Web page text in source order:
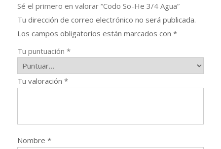
Sé el primero en valorar “Codo So-He 3/4 Agua”
Tu dirección de correo electrónico no será publicada.
Los campos obligatorios están marcados con *
Tu puntuación *
Tu valoración *
Nombre *